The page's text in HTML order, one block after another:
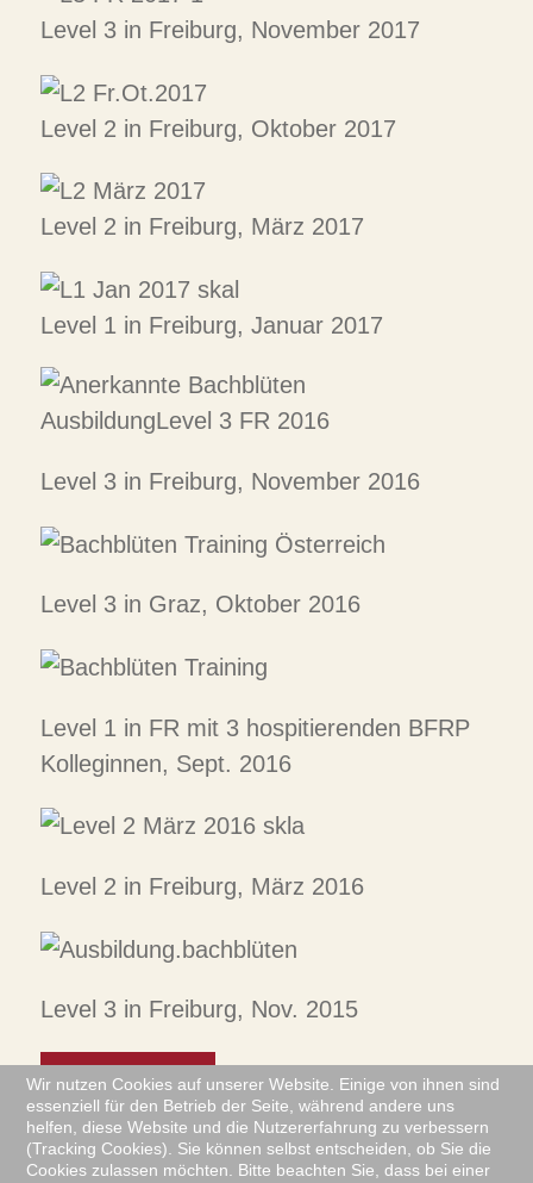
Level 3 in Freiburg, November 2017
Level 2 in Freiburg, Oktober 2017
Level 2 in Freiburg, März 2017
Level 1 in Freiburg, Januar 2017
Level 3 in Freiburg, November 2016
Level 3 in Graz, Oktober 2016
Level 1 in FR mit 3 hospitierenden BFRP
Kolleginnen, Sept. 2016
Level 2 in Freiburg, März 2016
Level 3 in Freiburg, Nov. 2015
Noch mehr...
Wir nutzen Cookies auf unserer Website. Einige von ihnen sind
essenziell für den Betrieb der Seite, während andere uns
helfen, diese Website und die Nutzererfahrung zu verbessern
(Tracking Cookies). Sie können selbst entscheiden, ob Sie die
Cookies zulassen möchten. Bitte beachten Sie, dass bei einer